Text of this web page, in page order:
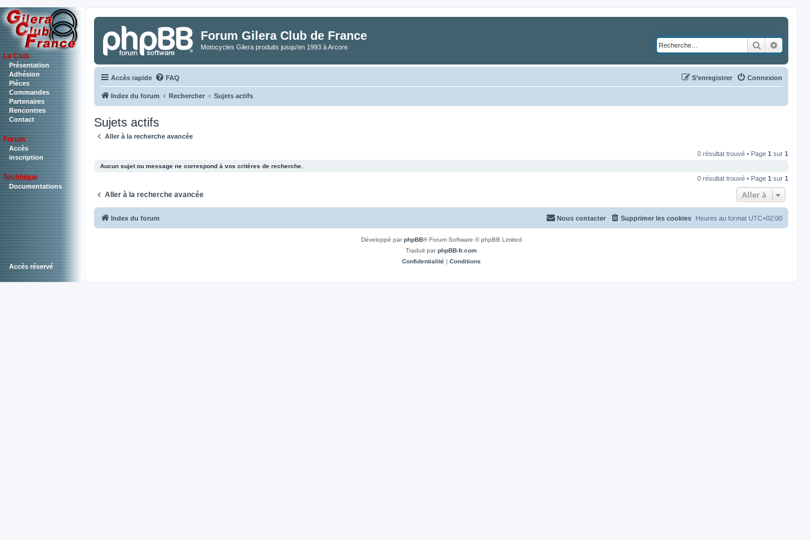
Le Club
Présentation
Adhésion
Pièces
Commandes
Partenaires
Rencontres
Contact
Forum
Accès
inscription
Technique
Documentations
Accès réservé
Forum Gilera Club de France
Motocycles Gilera produits jusqu'en 1993 à Arcore Rechercher
Accès rapide FAQ Connexion
S’enregistrer
Index du forum Rechercher Sujets actifs
Sujets actifs
Aller à la recherche avancée
0 résultat trouvé • Page 1 sur 1
Aucun sujet ou message ne correspond à vos critères de recherche.
0 résultat trouvé • Page 1 sur 1
Aller à la recherche avancée Aller à
Index du forum Heures au format UTC+02:00
Supprimer les cookies
Nous contacter
Développé parphpBB® Forum Software © phpBB Limited
Traduit parphpBB-fr.com
Confidentialité| Conditions